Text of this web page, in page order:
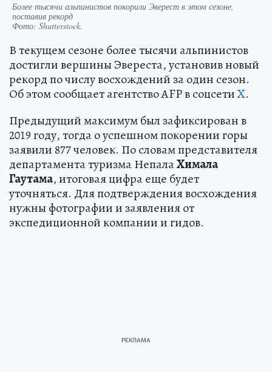
Более тысячи альпинистов покорили Эверест в этом сезоне,
поставив рекорд
Фото: Shutterstock.
В текущем сезоне более тысячи альпинистов
достигли вершины Эвереста, установив новый
рекорд по числу восхождений за один сезон.
Об этом сообщает агентство AFP в соцсетиX.
Предыдущий максимум был зафиксирован в
2019 году, тогда о успешном покорении горы
заявили 877 человек. По словам представителя
департамента туризма НепалаХимала
Гаутама, итоговая цифра еще будет
уточняться. Для подтверждения восхождения
нужны фотографии и заявления от
экспедиционной компании и гидов.